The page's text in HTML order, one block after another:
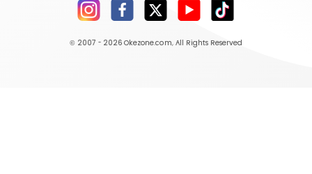
© 2007 - 2026 Okezone.com, All Rights Reserved